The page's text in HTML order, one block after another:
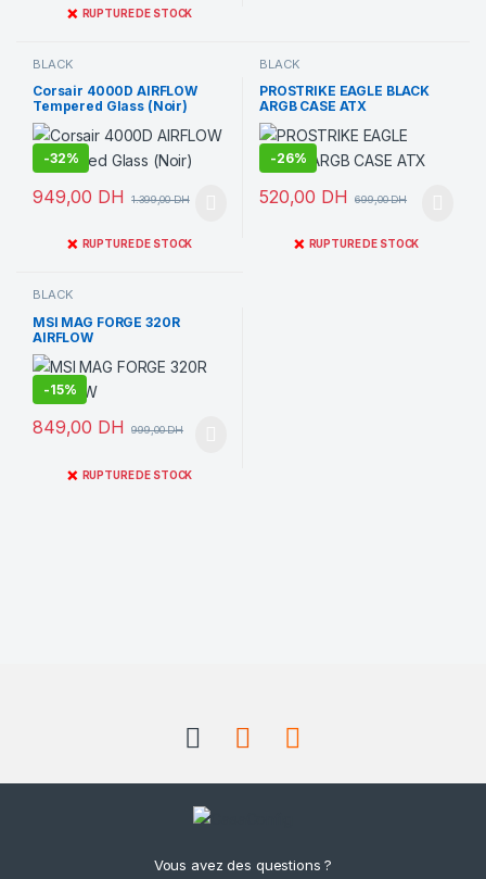
❌ RUPTURE DE STOCK
BLACK
Corsair 4000D AIRFLOW
Tempered Glass (Noir)
-32%
949,00 DH 1.399,00DH
❌ RUPTURE DE STOCK
BLACK
PROSTRIKE EAGLE BLACK
ARGB CASE ATX
-26%
520,00 DH 699,00DH
❌ RUPTURE DE STOCK
BLACK
MSI MAG FORGE 320R
AIRFLOW
-15%
849,00 DH 999,00DH
❌ RUPTURE DE STOCK
Vous avez des questions ?